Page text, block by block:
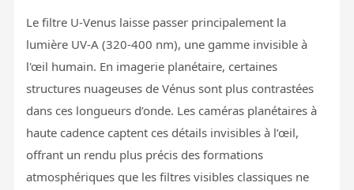
Le filtre U-Venus laisse passer principalement la
lumière UV-A (320-400 nm), une gamme invisible à
l'œil humain. En imagerie planétaire, certaines
structures nuageuses de Vénus sont plus contrastées
dans ces longueurs d’onde. Les caméras planétaires à
haute cadence captent ces détails invisibles à l’œil,
offrant un rendu plus précis des formations
atmosphériques que les filtres visibles classiques ne